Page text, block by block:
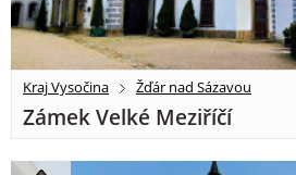
Kraj Vysočina Žďár nad Sázavou
Zámek Velké Meziříčí